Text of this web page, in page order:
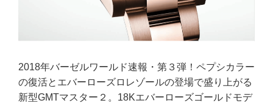
2018年バーゼルワールド速報・第３弾！ペプシカラー
の復活とエバーローズロレゾールの登場で盛り上がる
新型GMTマスター２。18Kエバーローズゴールドモデ